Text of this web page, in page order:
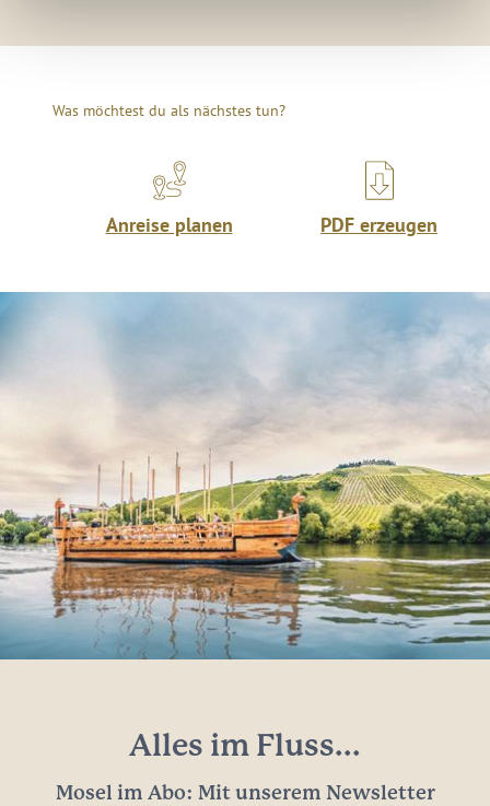
Was möchtest du als nächstes tun?
Anreise planen PDF erzeugen
Alles im Fluss...
Mosel im Abo: Mit unserem Newsletter